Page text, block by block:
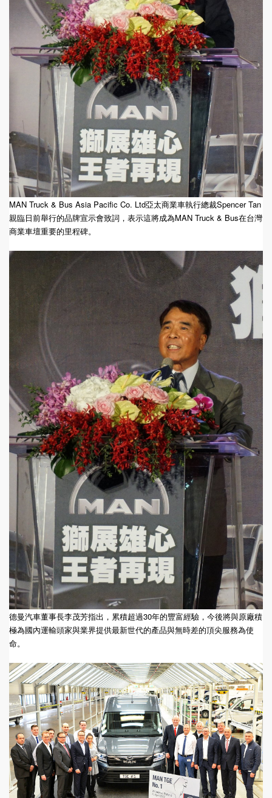
MAN Truck & Bus Asia Pacific Co. Ltd亞太商業車執行總裁Spencer Tan
親臨日前舉行的品牌宣示會致詞，表示這將成為MAN Truck & Bus在台灣
商業車壇重要的里程碑。
德曼汽車董事長李茂芳指出，累積超過30年的豐富經驗，今後將與原廠積
極為國內運輸頭家與業界提供最新世代的產品與無時差的頂尖服務為使
命。